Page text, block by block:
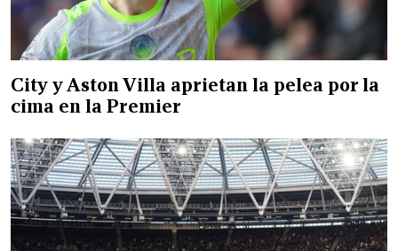
City y Aston Villa aprietan la pelea por la
cima en la Premier